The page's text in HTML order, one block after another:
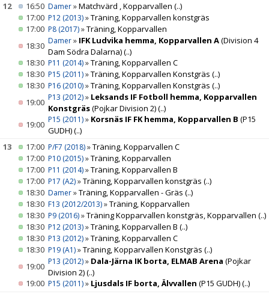
12
16:50 Damer»Matchvärd , Kopparvallen (..)
17:00 P12 (2013)»Träning, Kopparvallen konstgräs
17:00 P8 (2017)»Träning, Kopparvallen
18:30 Damer» IFK Ludvika hemma, Kopparvallen A(Division 4
Dam Södra Dalarna)(..)
18:30 P11 (2014)»Träning, Kopparvallen C
18:30 P15 (2011)»Träning, Kopparvallen Konstgräs (..)
18:30 P16 (2010)»Träning, Kopparvallen Konstgräs (..)
19:00 P13 (2012)» Leksands IF Fotboll hemma, Kopparvallen
Konstgräs(Pojkar Division 2)(..)
19:00 P15 (2011)» Korsnäs IF FK hemma, Kopparvallen B (P15
GUDH)(..)
13
17:00 P/F7 (2018)»Träning, Kopparvallen C
17:00 P10 (2015)»Träning, Kopparvallen
17:00 P11 (2014)»Träning, Kopparvallen B
17:00 P17 (A2)»Träning, Kopparvallen konstgräs (..)
18:30 Damer»Träning, Kopparvallen - Gräs (..)
18:30 F13 (2012/2013)»Träning, Kopparvallen
18:30 P9 (2016)»Träning Kopparvallen konstgräs, Kopparvallen (..)
18:30 P12 (2013)»Träning, Kopparvallen B (..)
18:30 P13 (2012)»Träning, Kopparvallen C
18:30 P19 (A1)»Träning, Kopparvallen Konstgräs (..)
19:00 P13 (2012)» Dala-Järna IK borta, ELMAB Arena (Pojkar
Division 2)(..)
19:00 P15 (2011)» Ljusdals IF borta, Älvvallen (P15 GUDH)(..)